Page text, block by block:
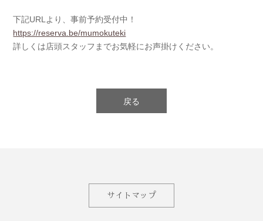
下記URLより、事前予約受付中！
https://reserva.be/mumokuteki
詳しくは店頭スタッフまでお気軽にお声掛けください。
戻る
サイトマップ